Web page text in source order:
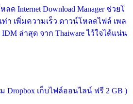
ด Internet Download Manager ช่วยโ
ท่า เพิ่มความเร็ว ดาวน์โหลดไฟล์ เพล
ล่าสุด จาก Thaiware ไว้ใจได้แน่น
Dropbox เก็บไฟล์ออนไลน์ ฟรี 2 GB )